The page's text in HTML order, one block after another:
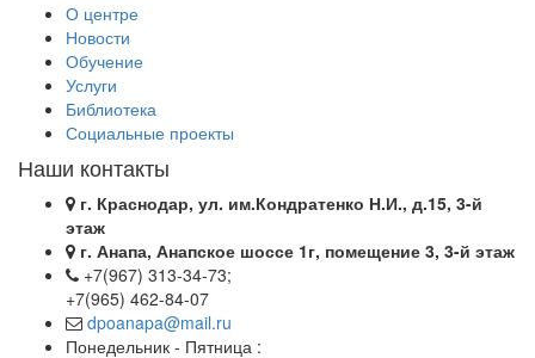
О центре
Новости
Обучение
Услуги
Библиотека
Социальные проекты
Наши контакты
г. Краснодар, ул. им.Кондратенко Н.И., д.15, 3-й
этаж
г. Анапа, Анапское шоссе 1г, помещение 3, 3-й этаж
+7(967) 313-34-73;
+7(965) 462-84-07
dpoanapa@mail.ru
Понедельник - Пятница :